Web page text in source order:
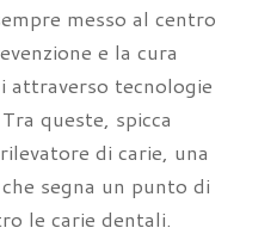
messo al centro
e la cura
attraverso tecnologie
queste, spicca
di carie, una
segna un punto di
le carie dentali.